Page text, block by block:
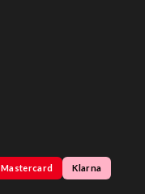
Mastercard Klarna